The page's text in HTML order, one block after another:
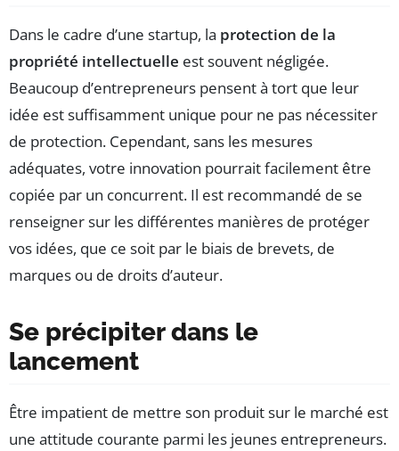
Dans le cadre d’une startup, la protection de la
propriété intellectuelle est souvent négligée.
Beaucoup d’entrepreneurs pensent à tort que leur
idée est suffisamment unique pour ne pas nécessiter
de protection. Cependant, sans les mesures
adéquates, votre innovation pourrait facilement être
copiée par un concurrent. Il est recommandé de se
renseigner sur les différentes manières de protéger
vos idées, que ce soit par le biais de brevets, de
marques ou de droits d’auteur.
Se précipiter dans le
lancement
Être impatient de mettre son produit sur le marché est
une attitude courante parmi les jeunes entrepreneurs.